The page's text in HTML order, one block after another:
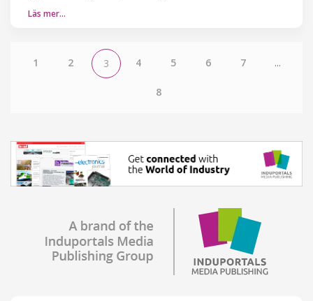
Läs mer…
1 2 3 4 5 6 7 ...
8